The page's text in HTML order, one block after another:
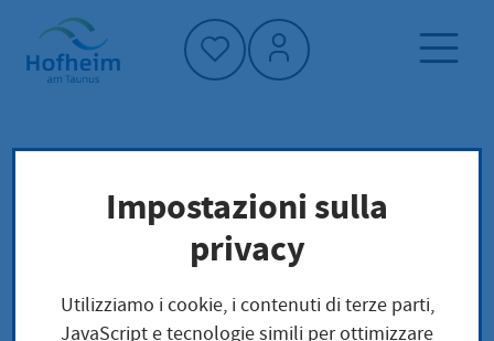
Home"
Pagina iniziale
Trova servizi
Preoccupazioni locali
Pflegekinder: Hilfe zur Erziehung in
Impostazioni sulla
privacy
Utilizziamo i cookie, i contenuti di terze parti,
JavaScript e tecnologie simili per ottimizzare